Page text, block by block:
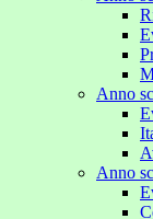
Anno
Anno